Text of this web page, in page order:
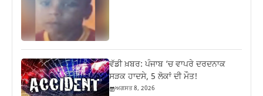
ਵੱਡੀ ਖ਼ਬਰ: ਪੰਜਾਬ ‘ਚ ਵਾਪਰੇ ਦਰਦਨਾਕ
ਸੜਕ ਹਾਦਸੇ, 5 ਲੋਕਾਂ ਦੀ ਮੌਤ!
ਅਗਸਤ 8, 2026